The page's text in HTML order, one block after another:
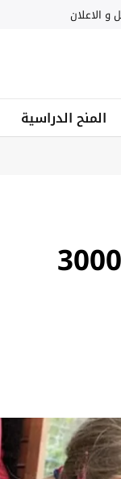
و الاعلان
المنح الدراسية
مطلوب جليس للأطفال بكندا برواتب 3000